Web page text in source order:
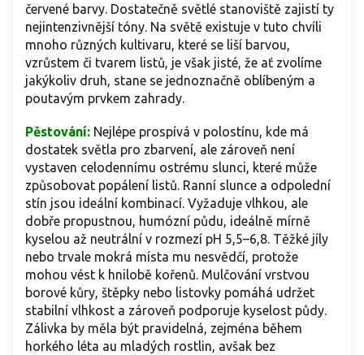
červené barvy. Dostatečně světlé stanoviště zajistí ty
nejintenzivnější tóny. Na světě existuje v tuto chvíli
mnoho různých kultivaru, které se liší barvou,
vzrůstem či tvarem listů, je však jisté, že ať zvolíme
jakýkoliv druh, stane se jednoznačně oblíbeným a
poutavým prvkem zahrady.
Pěstování: Nejlépe prospívá v polostínu, kde má
dostatek světla pro zbarvení, ale zároveň není
vystaven celodennímu ostrému slunci, které může
způsobovat popálení listů. Ranní slunce a odpolední
stín jsou ideální kombinací. Vyžaduje vlhkou, ale
dobře propustnou, humózní půdu, ideálně mírně
kyselou až neutrální v rozmezí pH 5,5–6,8. Těžké jíly
nebo trvale mokrá místa mu nesvědčí, protože
mohou vést k hnilobě kořenů. Mulčování vrstvou
borové kůry, štěpky nebo listovky pomáhá udržet
stabilní vlhkost a zároveň podporuje kyselost půdy.
Zálivka by měla být pravidelná, zejména během
horkého léta au mladých rostlin, avšak bez